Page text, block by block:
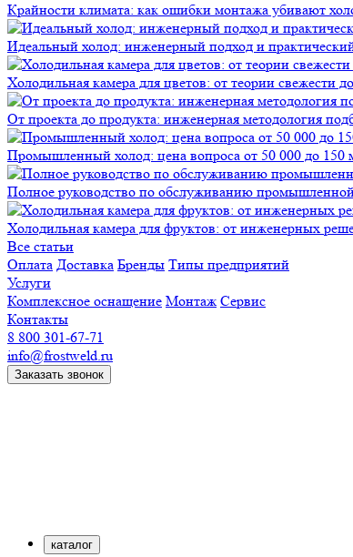
Крайности климата: как ошибки монтажа убивают
Идеальный холод: инженерный подход и
Холодильная камера для цветов: от теории свежести
От проекта до продукта: инженерная методология
Промышленный холод: цена вопроса от 50 000 до 150
Полное руководство по обслуживанию
Холодильная камера для фруктов: от инженерных
Все статьи
Оплата Доставка Бренды Типы предприятий
Услуги
Комплексное оснащение Монтаж Сервис
Контакты
8 800 301-67-71
info@frostweld.ru
Заказать звонок
каталог